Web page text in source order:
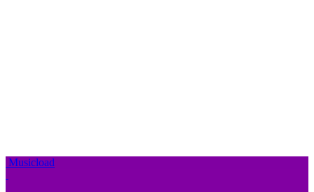
Musicload